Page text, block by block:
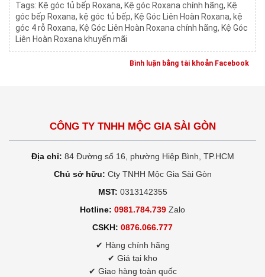
Tags: Kệ góc tủ bếp Roxana, Kệ góc Roxana chính hãng, Kệ
góc bếp Roxana, kệ góc tủ bếp, Kệ Góc Liên Hoàn Roxana, kệ
góc 4 rỗ Roxana, Kệ Góc Liên Hoàn Roxana chính hãng, Kệ Góc
Liên Hoàn Roxana khuyến mãi
Bình luận bằng tài khoản Facebook
CÔNG TY TNHH MỘC GIA SÀI GÒN
Địa chỉ: 84 Đường số 16, phường Hiệp Bình, TP.HCM
Chủ sở hữu: Cty TNHH Mộc Gia Sài Gòn
MST: 0313142355
Hotline: 0981.784.739 Zalo
CSKH: 0876.066.777
✔ Hàng chính hãng
✔ Giá tại kho
✔ Giao hàng toàn quốc